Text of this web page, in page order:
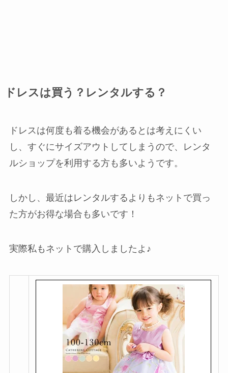
ドレスは買う？レンタルする？
ドレスは何度も着る機会があるとは考えにくい
し、すぐにサイズアウトしてしまうので、レンタ
ルショップを利用する方も多いようです。
しかし、最近はレンタルするよりもネットで買っ
た方がお得な場合も多いです！
実際私もネットで購入しましたよ♪